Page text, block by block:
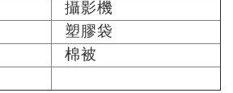
攝影機
塑膠袋
棉被